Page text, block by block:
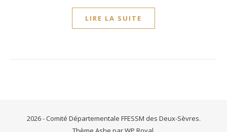
LIRE LA SUITE
2026 - Comité Départementale FFESSM des Deux-Sèvres.